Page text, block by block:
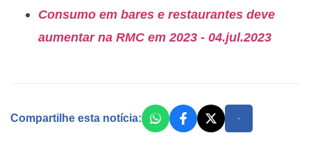
Consumo em bares e restaurantes deve
aumentar na RMC em 2023 - 04.jul.2023
Compartilhe esta notícia: